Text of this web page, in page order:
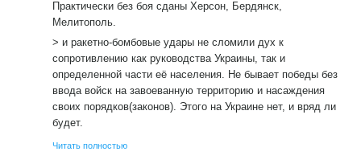
Практически без боя сданы Херсон, Бердянск,
Мелитополь.
> и ракетно-бомбовые удары не сломили дух к
сопротивлению как руководства Украины, так и
определенной части её населения. Не бывает победы без
ввода войск на завоеванную территорию и насаждения
своих порядков(законов). Этого на Украине нет, и вряд ли
будет.
А Вам, паникеру, почем знать? CСтыдно не будет потом
Читать полностью